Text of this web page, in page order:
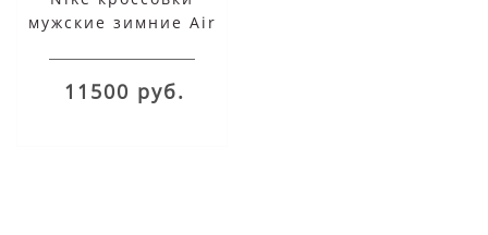
мужские зимние Air
11500 руб.